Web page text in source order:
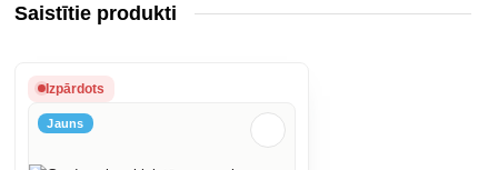
Saistītie produkti
Izpārdots
Jauns